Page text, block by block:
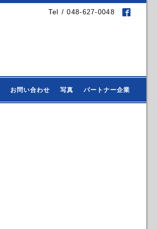
Tel / 048-627-0048
お問い合わせ 写真 パートナー企業